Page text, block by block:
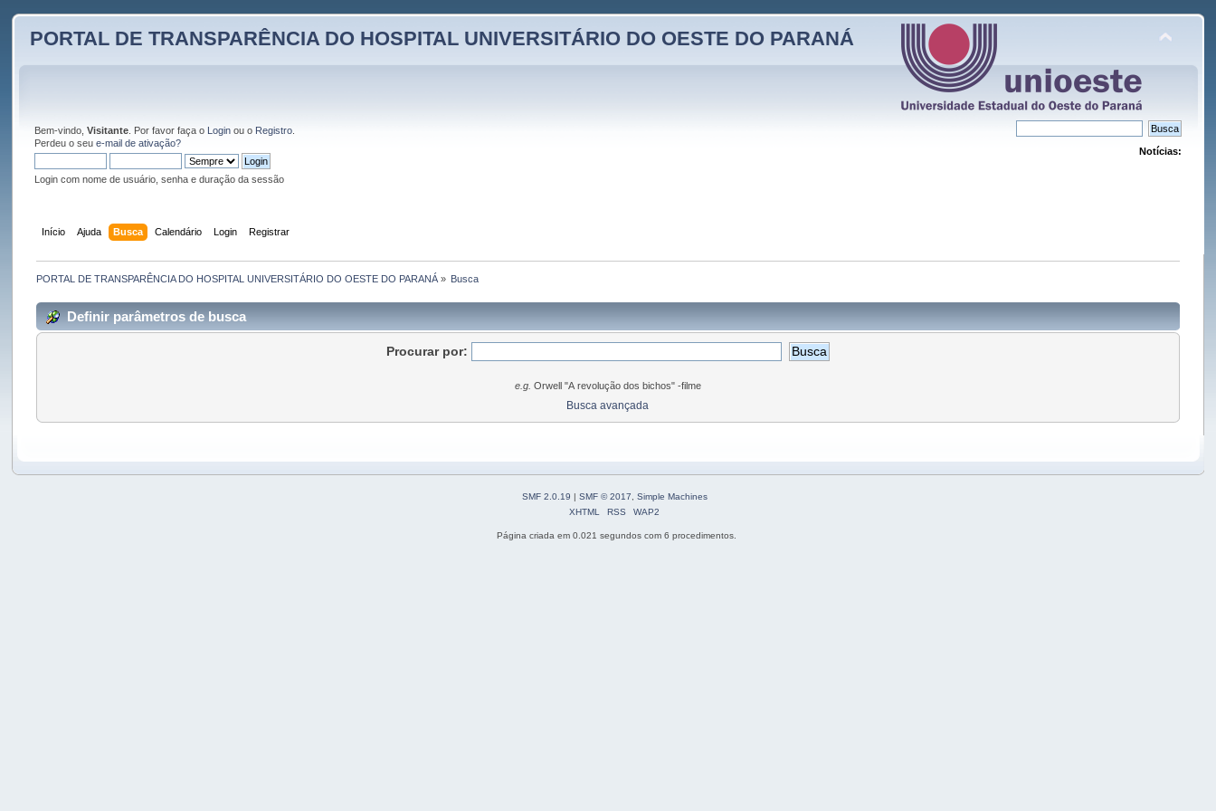
PORTAL DE TRANSPARÊNCIA DO HOSPITAL UNIVERSITÁRIO DO OESTE DO PARANÁ
Bem-vindo,Visitante . Por favor faça o Login ou o Registro
Perdeu o seue-mail de ativação?
Login com nome de usuário, senha e duração da sessão
Notícias:
Início Ajuda Busca Calendário Login Registrar
PORTAL DE TRANSPARÊNCIA DO HOSPITAL UNIVERSITÁRIO DO OESTE DO PARANÁ» Busca
Definir parâmetros de busca
Procurar por:
e.g. Orwell "A revolução dos bichos" -filme
Busca avançada
SMF 2.0.19 | SMF © 2017, Simple Machines
XHTML
RSS WAP2
Página criada em 0.021 segundos com 6 procedimentos.